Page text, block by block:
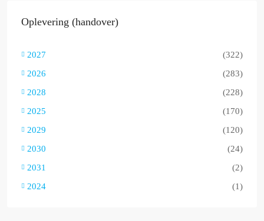
Oplevering (handover)
2027
(322)
2026
(283)
2028
(228)
2025
(170)
2029
(120)
2030
(24)
2031
(2)
2024
(1)